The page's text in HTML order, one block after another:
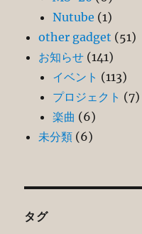
Nutube (1)
other gadget (51)
お知らせ (141)
イベント (113)
プロジェクト (7)
楽曲 (6)
未分類 (6)
タグ